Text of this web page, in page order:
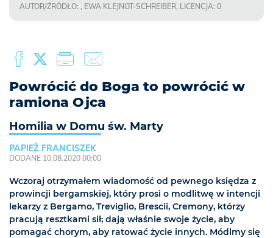
AUTOR/ŹRÓDŁO: , EWA KLEJNOT-SCHREIBER, LICENCJA: 0
Powrócić do Boga to powrócić w
ramiona Ojca
Homilia w Domu św. Marty
PAPIEŻ FRANCISZEK
DODANE 10.08.2020 00:00
Wczoraj otrzymałem wiadomość od pewnego księdza z
prowincji bergamskiej, który prosi o modlitwę w intencji
lekarzy z Bergamo, Treviglio, Brescii, Cremony, którzy
pracują resztkami sił; dają właśnie swoje życie, aby
pomagać chorym, aby ratować życie innych. Módlmy się